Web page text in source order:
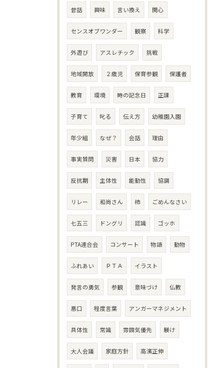
昔話 興味 言い換え 関心
センスオブワンダー 観察 科学
外遊び アスレチック 挑戦
地域開放 ２歳児 保育参観 保護者
教育 環境 時の記念日 正課
子育て 叱る 伝え方 幼稚園入園
年少組 なぜ？ 会話 理由
事実質問 災害 日本 協力
反抗期 主体性 能動性 協調
リレー 和尚さん 柿 ごめんなさい
七五三 ドングリ 認識 ゴッホ
PTA連合会 コンサート 物語 動物
ふれあい ＰＴＡ イラスト
発言の勇気 参観 意味づけ 仏教
悪口 程度言葉 アンガーマネジメント
具体性 常識 雰囲気優先 躾け
大人会議 家庭方針 高濱正伸